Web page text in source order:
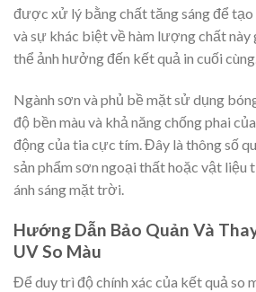
được xử lý bằng chất tăng sáng để tạo
và sự khác biệt về hàm lượng chất này
thể ảnh hưởng đến kết quả in cuối
Ngành sơn và phủ bề mặt sử dụng
độ bền màu và khả năng chống phai
động của tia cực tím. Đây là thông số
sản phẩm sơn ngoại thất hoặc vật
ánh sáng mặt trời.
Hướng Dẫn Bảo Quản Và
UV So Màu
Để duy trì độ chính xác của kết quả so